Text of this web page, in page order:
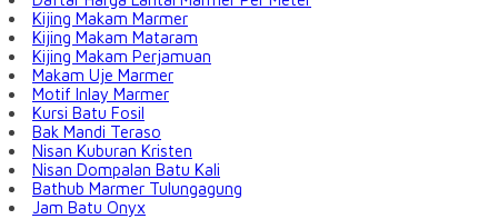
Kijing Makam Marmer
Kijing Makam Mataram
Kijing Makam Perjamuan
Makam Uje Marmer
Motif Inlay Marmer
Kursi Batu Fosil
Bak Mandi Teraso
Nisan Kuburan Kristen
Nisan Dompalan Batu Kali
Bathub Marmer Tulungagung
Jam Batu Onyx